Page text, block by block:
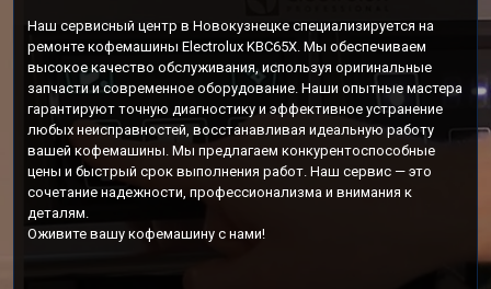
Наш сервисный центр в Новокузнецке специализируется на
ремонте кофемашины Electrolux KBC65X. Мы обеспечиваем
высокое качество обслуживания, используя оригинальные
запчасти и современное оборудование. Наши опытные мастера
гарантируют точную диагностику и эффективное устранение
любых неисправностей, восстанавливая идеальную работу
вашей кофемашины. Мы предлагаем конкурентоспособные
цены и быстрый срок выполнения работ. Наш сервис — это
сочетание надежности, профессионализма и внимания к
деталям.
Оживите вашу кофемашину с нами!